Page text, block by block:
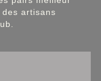
artisans